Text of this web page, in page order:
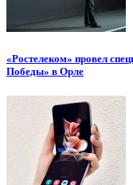
«Ростелеком» провел
Победы» в Орле